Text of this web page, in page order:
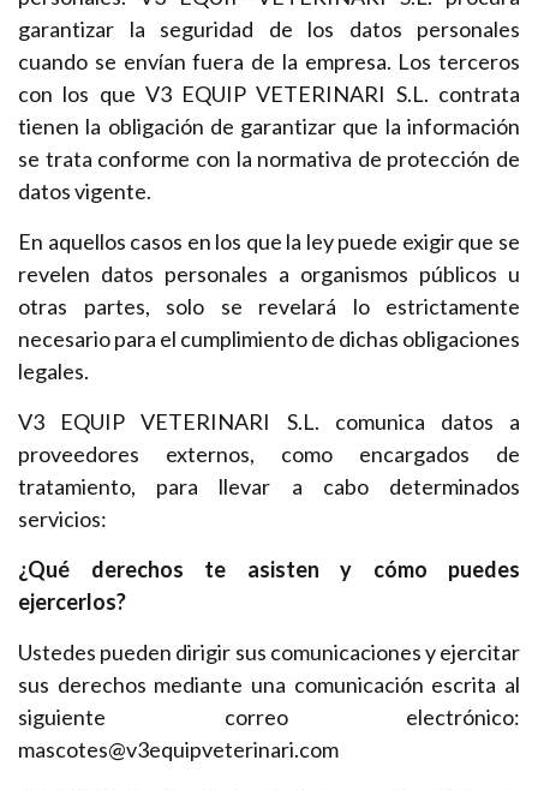
garantizar la seguridad de los datos personales
cuando se envían fuera de la empresa. Los terceros
con los que V3 EQUIP VETERINARI S.L. contrata
tienen la obligación de garantizar que la información
se trata conforme con la normativa de protección de
datos vigente.
En aquellos casos en los que la ley puede exigir que se
revelen datos personales a organismos públicos u
otras partes, solo se revelará lo estrictamente
necesario para el cumplimiento de dichas obligaciones
legales.
V3 EQUIP VETERINARI S.L. comunica datos a
proveedores externos, como encargados de
tratamiento, para llevar a cabo determinados
servicios:
¿Qué derechos te asisten y cómo puedes
ejercerlos?
Ustedes pueden dirigir sus comunicaciones y ejercitar
sus derechos mediante una comunicación escrita al
siguiente correo electrónico:
mascotes@v3equipveterinari.com